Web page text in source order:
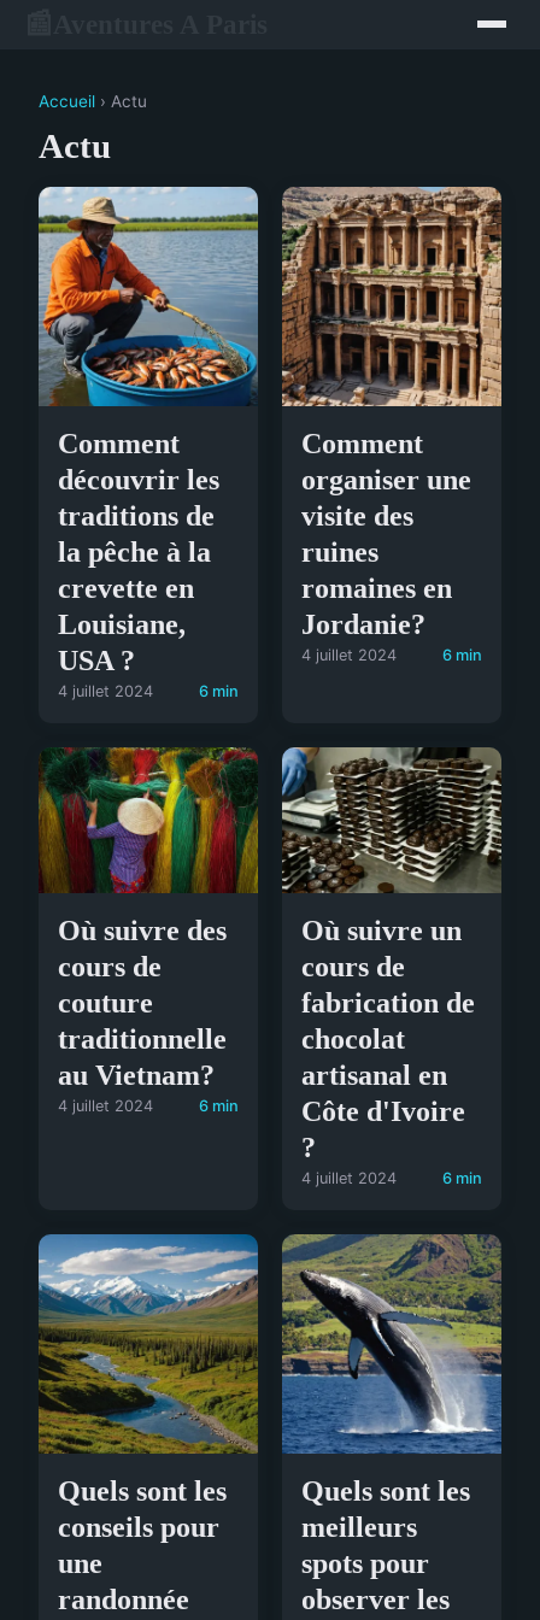
Accueil › Actu
Actu
Comment
découvrir les
traditions de
la pêche à la
crevette en
Louisiane,
USA ?
4 juillet 2024 6 min
Comment
organiser une
visite des
ruines
romaines en
Jordanie?
4 juillet 2024 6 min
Où suivre des
cours de
couture
traditionnelle
au Vietnam?
4 juillet 2024 6 min
Où suivre un
cours de
fabrication de
chocolat
artisanal en
Côte d'Ivoire
?
4 juillet 2024 6 min
Quels sont les
conseils pour
une
randonnée
Quels sont les
meilleurs
spots pour
observer les